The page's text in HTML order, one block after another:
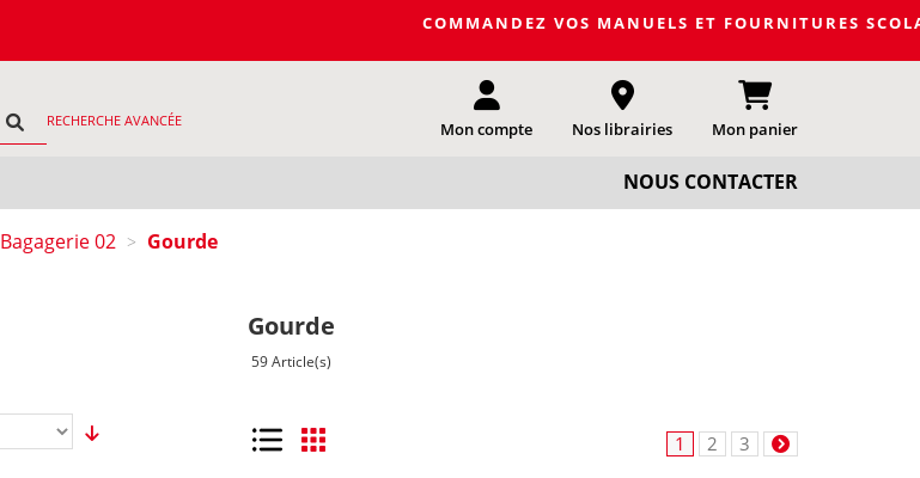
COMMANDEZ VOS MANUELS ET FOURNITURES
RECHERCHE AVANCÉE Mon compte Nos librairies Mon panier
NOUS CONTACTER
Bagagerie 02 > Gourde
Gourde
59 Article(s)
Liste Grille 1 2 3